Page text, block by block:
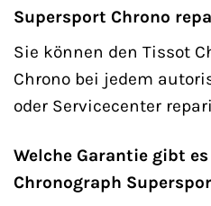
Supersport Chrono
Sie können den Tissot
Chrono bei jedem
oder Servicecenter
Welche Garantie gibt
Chronograph